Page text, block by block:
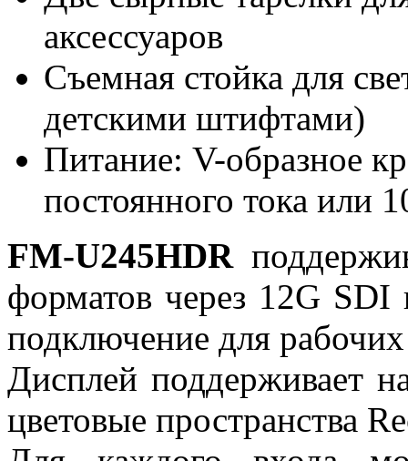
аксессуаров
Съемная стойка для
детскими штифтами)
Питание: V-образное
постоянного тока или
FM-U245HDR
форматов через 12G
подключение для
Дисплей поддерживает
цветовые пространства